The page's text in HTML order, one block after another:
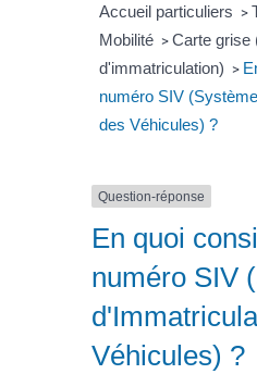
Accueil particuliers >
Mobilité > Carte grise
d'immatriculation) >
numéro SIV
des Véhicules) ?
Question-réponse
En quoi
numéro SIV
Véhicules) ?